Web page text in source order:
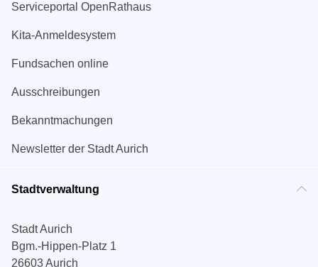
Serviceportal OpenRathaus
Kita-Anmeldesystem
Fundsachen online
Ausschreibungen
Bekanntmachungen
Newsletter der Stadt Aurich
Stadtverwaltung
Stadt Aurich
Bgm.-Hippen-Platz 1
26603 Aurich